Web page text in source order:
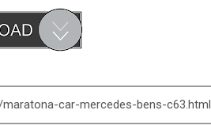
car-mercedes-bens-c63.html